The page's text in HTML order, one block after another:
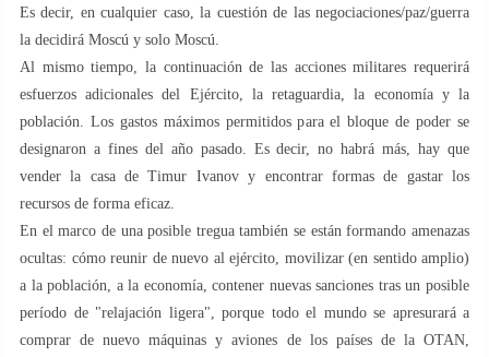
Es decir, en cualquier caso, la cuestión de las negociaciones/paz/guerra
la decidirá Moscú y solo Moscú.
Al mismo tiempo, la continuación de las acciones militares requerirá
esfuerzos adicionales del Ejército, la retaguardia, la economía y la
población. Los gastos máximos permitidos para el bloque de poder se
designaron a fines del año pasado. Es decir, no habrá más, hay que
vender la casa de Timur Ivanov y encontrar formas de gastar los
recursos de forma eficaz.
En el marco de una posible tregua también se están formando amenazas
ocultas: cómo reunir de nuevo al ejército, movilizar (en sentido amplio)
a la población, a la economía, contener nuevas sanciones tras un posible
período de "relajación ligera", porque todo el mundo se apresurará a
comprar de nuevo máquinas y aviones de los países de la OTAN,